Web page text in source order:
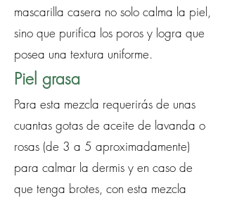
mascarilla casera no solo calma la piel,
sino que purifica los poros y logra que
posea una textura uniforme.
Piel grasa
Para esta mezcla requerirás de unas
cuantas gotas de aceite de lavanda o
rosas (de 3 a 5 aproximadamente)
para calmar la dermis y en caso de
que tenga brotes, con esta mezcla